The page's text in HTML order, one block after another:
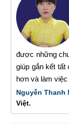
được những
giúp gắn kết tất
hơn và làm
Nguyễn Thanh
Việt.